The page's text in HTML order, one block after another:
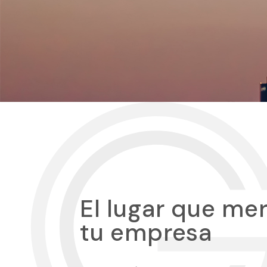
El lugar que
tu empresa